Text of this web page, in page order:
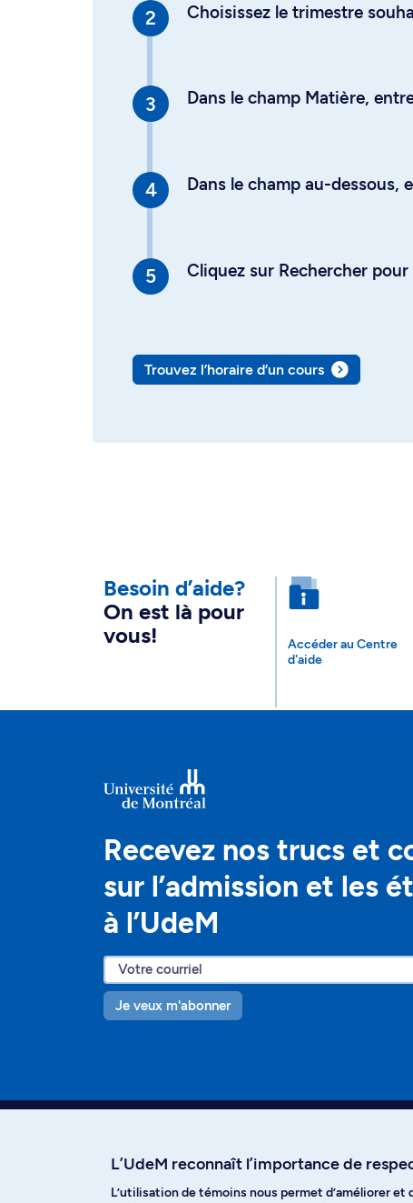
Choisissez le trimestre
Dans le champ Matière,
Dans le champ au-dessous,
Cliquez sur Rechercher
Trouvez l’horaire d’un cours
Besoin d’aide?
On est là pour
vous!
Accéder au Centre
d'aide
Recevez nos trucs et
sur l’admission et les
à l’UdeM
Je veux m'abonner
L’UdeM reconnaît l’importance de
L’utilisation de témoins nous permet d’améliorer